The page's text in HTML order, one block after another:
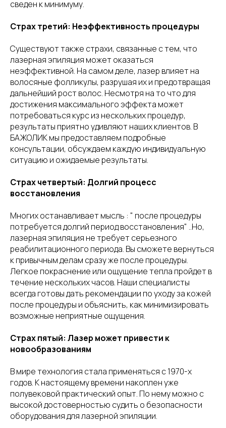
сведен к минимуму.
Страх третий: Неэффективность процедуры
Существуют также страхи, связанные с тем, что
лазерная эпиляция может оказаться
неэффективной. На самом деле, лазер влияет на
волосяные фолликулы, разрушая их и предотвращая
дальнейший рост волос. Несмотря на то что для
достижения максимального эффекта может
потребоваться курс из нескольких процедур,
результаты приятно удивляют наших клиентов. В
БАЖОЛИК мы предоставляем подробные
консультации, обсуждаем каждую индивидуальную
ситуацию и ожидаемые результаты.
Страх четвертый: Долгий процесс
восстановления
Многих останавливает мысль : " после процедуры
потребуется долгий период восстановления" ..Но,
лазерная эпиляция не требует серьезного
реабилитационного периода. Вы сможете вернуться
к привычным делам сразу же после процедуры.
Легкое покраснение или ощущение тепла пройдет в
течение нескольких часов. Наши специалисты
всегда готовы дать рекомендации по уходу за кожей
после процедуры и объяснить, как минимизировать
возможные неприятные ощущения.
Страх пятый: Лазер может привести к
новообразованиям
В мире технология стала применяться с 1970-х
годов. К настоящему времени накоплен уже
полувековой практический опыт. По нему можно с
высокой достоверностью судить о безопасности
оборудования для лазерной эпиляции.